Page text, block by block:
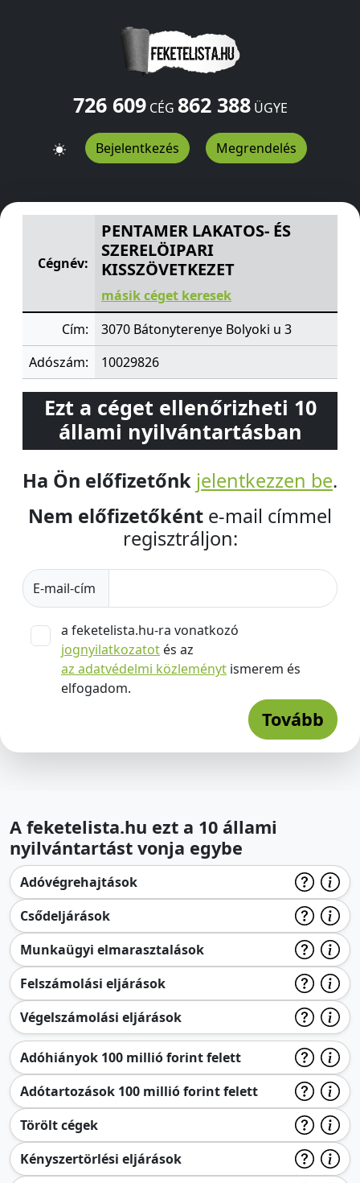
726 609CÉG 862 388ÜGYE
Bejelentkezés Megrendelés
PENTAMER LAKATOS- ÉS SZERELÖIPARI
Cégnév:
PENTAMER LAKATOS- ÉS
SZERELÖIPARI
KISSZÖVETKEZET
másik céget keresek
Cím:
3070 Bátonyterenye Bolyoki u 3
Adószám:
10029826
Ezt a céget ellenőrizheti 10
állami nyilvántartásban
Ha Ön előfizetőnk jelentkezzen be.
Nem előfizetőként e-mail címmel
regisztráljon:
E-mail-cím
a feketelista.hu-ra vonatkozó
jognyilatkozatot és az
az adatvédelmi közleményt ismerem és
elfogadom.
Tovább
A feketelista.hu ezt a 10 állami
nyilvántartást vonja egybe
Adóvégrehajtások
Csődeljárások
Munkaügyi elmarasztalások
Felszámolási eljárások
Végelszámolási eljárások
Adóhiányok 100 millió forint felett
Adótartozások 100 millió forint felett
Törölt cégek
Kényszertörlési eljárások